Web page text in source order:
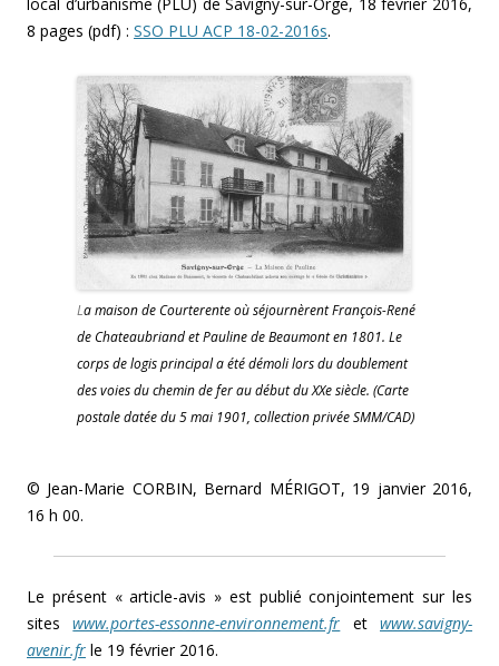
local d’urbanisme (PLU) de Savigny-sur-Orge, 18 février 2016,
8 pages (pdf) : SSO PLU ACP 18-02-2016s.
La maison de Courterente où séjournèrent François-René
de Chateaubriand et Pauline de Beaumont en 1801. Le
corps de logis principal a été démoli lors du doublement
des voies du chemin de fer au début du XXe siècle. (Carte
postale datée du 5 mai 1901, collection privée SMM/CAD)
© Jean-Marie CORBIN, Bernard MÉRIGOT, 19 janvier 2016,
16 h 00.
Le présent « article-avis » est publié conjointement sur les
siteswww.portes-essonne-environnement.fr etwww.savigny-
avenir.fr le 19 février 2016.